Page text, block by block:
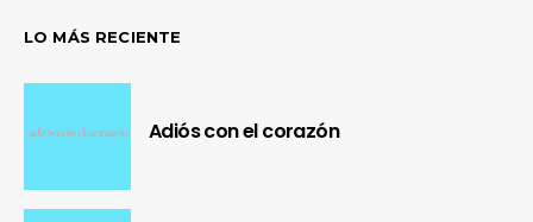
LO MÁS RECIENTE
Adiós con el corazón